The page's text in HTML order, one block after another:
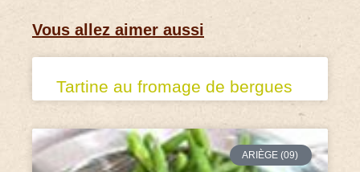
Vous allez aimer aussi
Tartine au fromage de bergues
ARIÈGE (09)